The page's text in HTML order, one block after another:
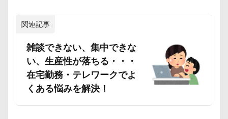
関連記事
雑談できない、集中できな
い、生産性が落ちる・・・
在宅勤務・テレワークでよ
くある悩みを解決！